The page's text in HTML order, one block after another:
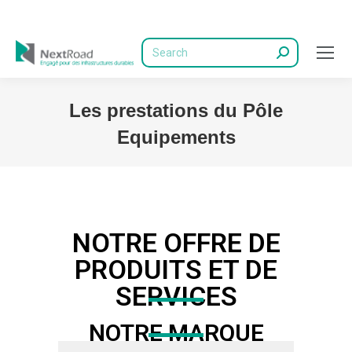
Les prestations du Pôle
Equipements
NOTRE OFFRE DE
PRODUITS ET DE
SERVICES
NOTRE MARQUE